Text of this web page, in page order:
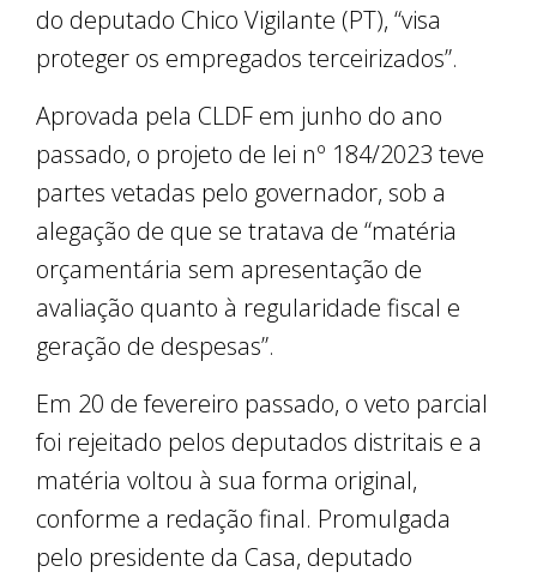
do deputado Chico Vigilante (PT), “visa
proteger os empregados terceirizados”.
Aprovada pela CLDF em junho do ano
passado, o projeto de lei nº 184/2023 teve
partes vetadas pelo governador, sob a
alegação de que se tratava de “matéria
orçamentária sem apresentação de
avaliação quanto à regularidade fiscal e
geração de despesas”.
Em 20 de fevereiro passado, o veto parcial
foi rejeitado pelos deputados distritais e a
matéria voltou à sua forma original,
conforme a redação final. Promulgada
pelo presidente da Casa, deputado